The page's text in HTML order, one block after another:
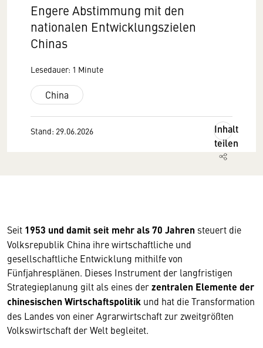
Engere Abstimmung mit den
nationalen Entwicklungszielen
Chinas
Lesedauer: 1 Minute
China
Stand: 29.06.2026
Inhalt
teilen
Seit 1953 und damit seit mehr als 70 Jahren steuert die
Volksrepublik China ihre wirtschaftliche und
gesellschaftliche Entwicklung mithilfe von
Fünfjahresplänen. Dieses Instrument der langfristigen
Strategieplanung gilt als eines derzentralen Elemente der
chinesischen Wirtschaftspolitik und hat die Transformation
des Landes von einer Agrarwirtschaft zur zweitgrößten
Volkswirtschaft der Welt begleitet.